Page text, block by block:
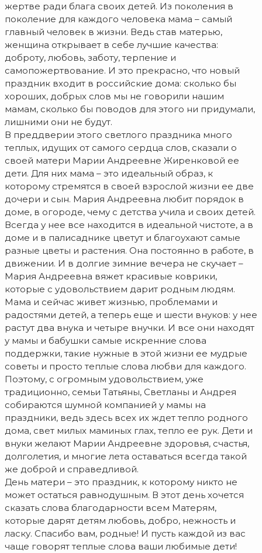
жертве ради блага своих детей. Из поколения в
поколение для каждого человека мама – самый
главный человек в жизни. Ведь став матерью,
женщина открывает в себе лучшие качества:
доброту, любовь, заботу, терпение и
самопожертвование. И это прекрасно, что новый
праздник входит в российские дома: сколько бы
хороших, добрых слов мы не говорили нашим
мамам, сколько бы поводов для этого ни придумали,
лишними они не будут.
В преддверии этого светлого праздника много
теплых, идущих от самого сердца слов, сказали о
своей матери Марии Андреевне Жиренковой ее
дети. Для них мама – это идеальный образ, к
которому стремятся в своей взрослой жизни ее две
дочери и сын. Мария Андреевна любит порядок в
доме, в огороде, чему с детства учила и своих детей.
Всегда у нее все находится в идеальной чистоте, а в
доме и в палисаднике цветут и благоухают самые
разные цветы и растения. Она постоянно в работе, в
движении. И в долгие зимние вечера не скучает –
Мария Андреевна вяжет красивые коврики,
которые с удовольствием дарит родным людям.
Мама и сейчас живет жизнью, проблемами и
радостями детей, а теперь еще и шести внуков: у нее
растут два внука и четыре внучки. И все они находят
у мамы и бабушки самые искренние слова
поддержки, такие нужные в этой жизни ее мудрые
советы и просто теплые слова любви для каждого.
Поэтому, с огромным удовольствием, уже
традиционно, семьи Татьяны, Светланы и Андрея
собираются шумной компанией у мамы на
праздники, ведь здесь всех их ждет тепло родного
дома, свет милых маминых глах, тепло ее рук. Дети и
внуки желают Марии Андреевне здоровья, счастья,
долголетия, и многие лета оставаться всегда такой
же доброй и справедливой.
День матери – это праздник, к которому никто не
может остаться равнодушным. В этот день хочется
сказать слова благодарности всем Матерям,
которые дарят детям любовь, добро, нежность и
ласку. Спасибо вам, родные! И пусть каждой из вас
чаще говорят теплые слова ваши любимые дети!